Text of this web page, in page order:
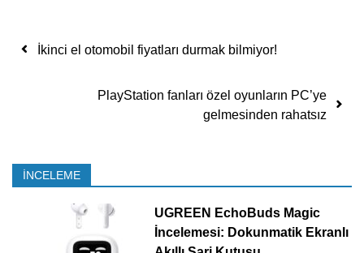
Yazı dolaşımı
İkinci el otomobil fiyatları durmak bilmiyor!
PlayStation fanları özel oyunların PC’ye
gelmesinden rahatsız
İNCELEME
UGREEN EchoBuds Magic
İncelemesi: Dokunmatik Ekranlı